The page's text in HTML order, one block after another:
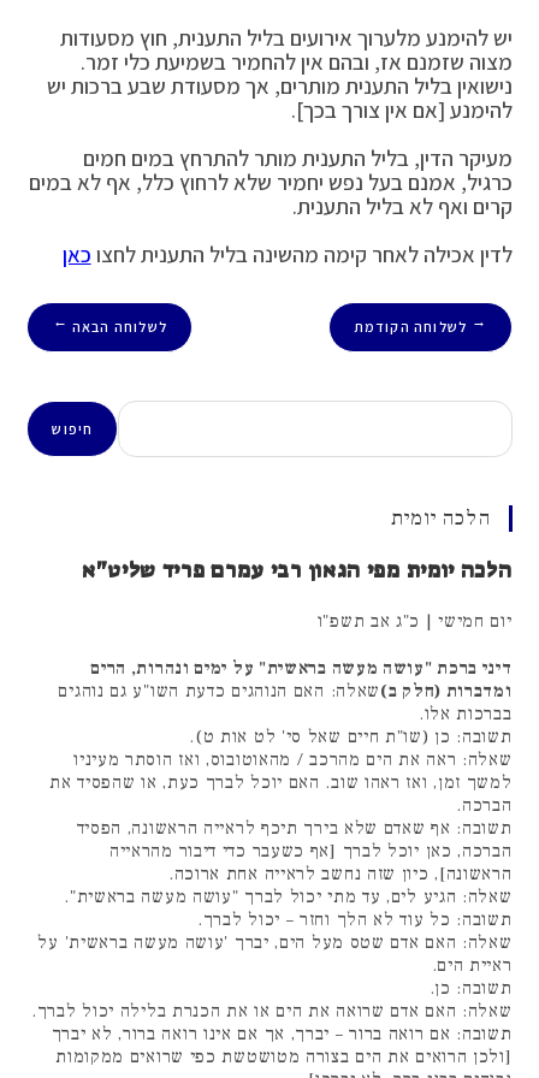
יש להימנע מלערוך אירועים בליל התענית, חוץ מסעודות
מצוה שזמנם אז, ובהם אין להחמיר בשמיעת כלי זמר.
נישואין בליל התענית מותרים, אך מסעודת שבע ברכות יש
להימנע [אם אין צורך בכך].
מעיקר הדין, בליל התענית מותר להתרחץ במים חמים
כרגיל, אמנם בעל נפש יחמיר שלא לרחוץ כלל, אף לא במים
קרים ואף לא בליל התענית.
לדין אכילה לאחר קימה מהשינה בליל התענית לחצו כאן
← לשלוחה הקודמת לשלוחה הבאה →
חיפוש
חיפוש
הלכה יומית
הלכה יומית מפי הגאון רבי עמרם פריד שליט"א
יום חמישי | כ"ג אב תשפ"ו
דיני ברכת "עושה מעשה בראשית" על ימים ונהרות, הרים
ומדברות (חלק ב)שאלה: האם הנוהגים כדעת השו"ע גם נוהגים
בברכות אלו.
תשובה: כן (שו"ת חיים שאל סי' לט אות ט).
שאלה: ראה את הים מהרכב / מהאוטובוס, ואז הוסתר מעיניו
למשך זמן, ואז ראהו שוב. האם יוכל לברך כעת, או שהפסיד את
הברכה.
תשובה: אף שאדם שלא בירך תיכף לראייה הראשונה, הפסיד
הברכה, כאן יוכל לברך [אף כשעבר כדי דיבור מהראייה
הראשונה], כיון שזה נחשב לראייה אחת ארוכה.
שאלה: הגיע לים, עד מתי יכול לברך "עושה מעשה בראשית".
תשובה: כל עוד לא הלך וחזר – יכול לברך.
שאלה: האם אדם שטס מעל הים, יברך 'עושה מעשה בראשית' על
ראיית הים.
תשובה: כן.
שאלה: האם אדם שרואה את הים או את הכנרת בלילה יכול לברך.
תשובה: אם רואה ברור – יברך, אך אם אינו רואה ברור, לא יברך
[ולכן הרואים את הים בצורה מטושטשת כפי שרואים ממקומות